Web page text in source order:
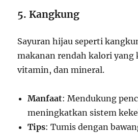
5. Kangkung
Sayuran hijau seperti
makanan rendah kalori yang
vitamin, dan mineral.
Manfaat: Mendukung
meningkatkan sistem
Tips: Tumis dengan